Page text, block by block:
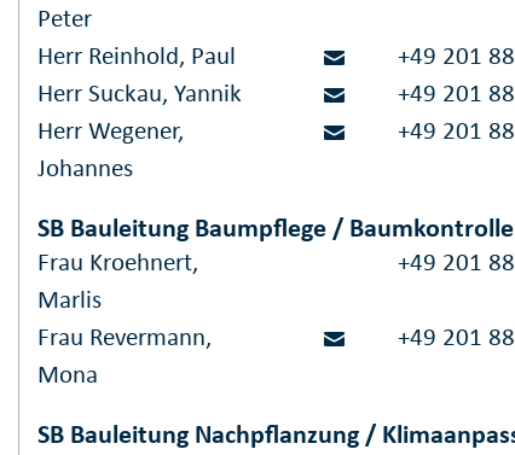
Peter
Herr Reinhold, Paul
+49 201
Herr Suckau, Yannik
+49 201
Herr Wegener,
Johannes
+49 201
SB Bauleitung Baumpflege / Baumkontrolle
Frau Kroehnert,
Marlis
+49 201
Frau Revermann,
Mona
+49 201
SB Bauleitung Nachpflanzung /